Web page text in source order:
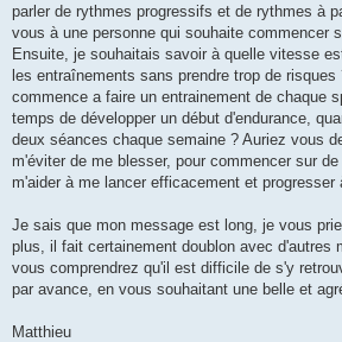
parler de rythmes progressifs et de rythmes à
vous à une personne qui souhaite commencer
Ensuite, je souhaitais savoir à quelle vitesse
les entraînements sans prendre trop de
commence a faire un entrainement de chaque
temps de développer un début d'endurance,
deux séances chaque semaine ? Auriez vous
m'éviter de me blesser, pour commencer sur
m'aider à me lancer efficacement et
Je sais que mon message est long, je vous
plus, il fait certainement doublon avec d'autres
vous comprendrez qu'il est difficile de s'y
par avance, en vous souhaitant une belle et
Matthieu